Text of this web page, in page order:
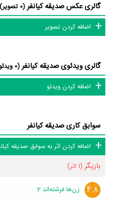
گالری عکس صدیقه کیانفر(0 تصویر)
اضافه کردن تصویر
گالری ویدئوی صدیقه کیانفر(0 ویدئو)
اضافه کردن ویدئو
سوابق کاری صدیقه کیانفر
اضافه کردن اثر به سوابق صدیقه
بازیگر(1 اثر)
4.8 زن‌ها فرشته‌اند 2